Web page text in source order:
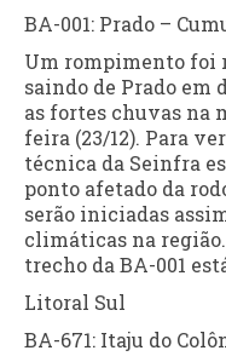
BA-001: Prado –
Um rompimento foi
saindo de Prado em
as fortes chuvas na
feira (23/12). Para
técnica da Seinfra
ponto afetado da
serão iniciadas
climáticas na
trecho da BA-001
Litoral Sul
BA-671: Itaju do